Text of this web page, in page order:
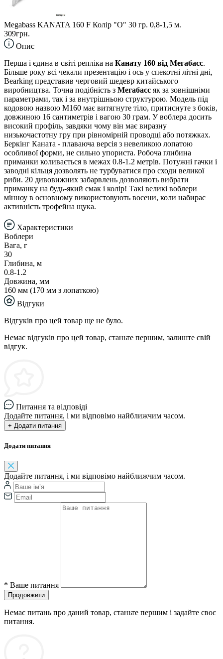
Megabass KANATA 160 F Колір "O" 30 гр. 0,8-1,5 м.
309грн.
Опис
Перша і єдина в світі репліка на Канату 160 від Мегабасс.
Більше року всі чекали презентацію і ось у спекотні літні дні,
Bearking представив черговий шедевр китайського
виробництва. Точна подібність з Мегабасс як за зовнішніми
параметрами, так і за внутрішньою структурою. Модель під
кодовою назвою M160 має витягнуте тіло, притиснуте з боків,
довжиною 16 сантиметрів і вагою 30 грам. У воблера досить
високий профіль, завдяки чому він має виразну
низькочастотну гру при рівномірній проводці або потяжках.
Беркінг Каната - плаваюча версія з невеликою лопатою
особливої форми, не сильно упориста. Робоча глибина
приманки коливається в межах 0.8-1.2 метрів. Потужні гачки і
заводні кільця дозволять не турбуватися про сходи великої
риби. 20 дивовижних забарвлень дозволяють вибрати
приманку на будь-який смак і колір! Такі великі воблери
мінноу в основному використовують восени, коли набирає
активність трофейна щука.
Характеристики
Воблери
Вага, г
30
Глибина, м
0.8-1.2
Довжина, мм
160 мм (170 мм з лопаткою)
Відгуки
Відгуків про цей товар ще не було.
Немає відгуків про цей товар, станьте першим, залиште свій
відгук.
Питання та відповіді
Додайте питання, і ми відповімо найближчим часом.
+ Додати питання
Додати питання
Додайте питання, і ми відповімо найближчим часом.
* Ваше питання
Продовжити
Немає питань про даний товар, станьте першим і задайте своє
питання.